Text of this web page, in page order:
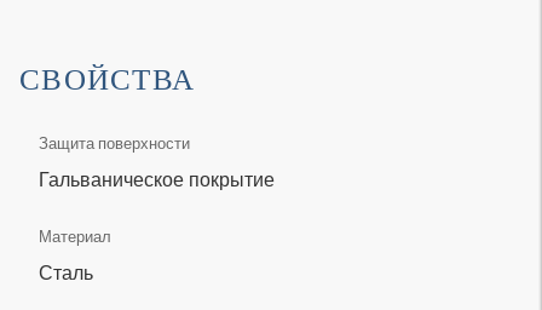
СВОЙСТВА
Защита поверхности
Гальваническое покрытие
Материал
Сталь